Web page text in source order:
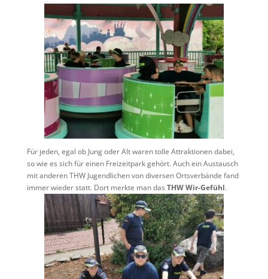
Für jeden, egal ob Jung oder Alt waren tolle Attraktionen dabei,
so wie es sich für einen Freizeitpark gehört. Auch ein Austausch
mit anderen THW Jugendlichen von diversen Ortsverbände fand
immer wieder statt. Dort merkte man das THW Wir-Gefühl.